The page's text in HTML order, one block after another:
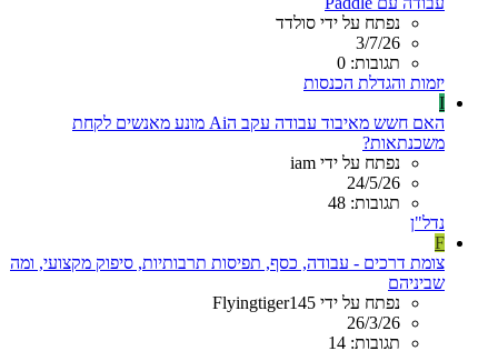
נפתח על ידי סולדד
3/7/26
תגובות: 0
יזמות והגדלת הכנסות
I
האם חשש מאיבוד עבודה עקב הAi מונע מאנשים לקחת
משכנתאות?
נפתח על ידי iam
24/5/26
תגובות: 48
נדל"ן
F
צומת דרכים - עבודה, כסף, תפיסות תרבותיות, סיפוק מקצועי, ומה
שביניהם
נפתח על ידי Flyingtiger145
26/3/26
תגובות: 14